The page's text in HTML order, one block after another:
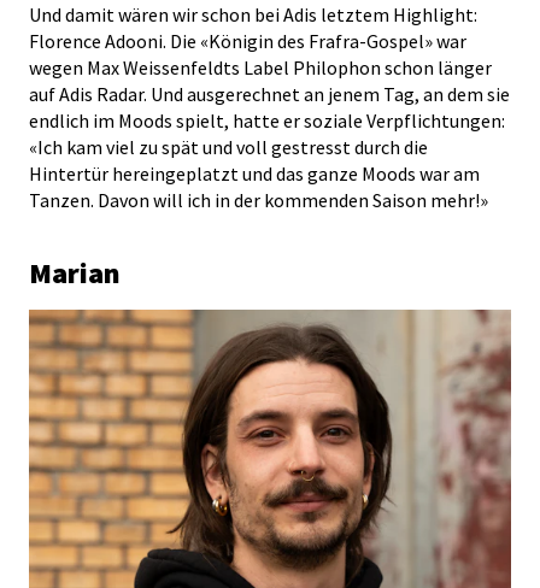
Und damit wären wir schon bei Adis letztem Highlight:
Florence Adooni. Die «Königin des Frafra-Gospel» war
wegen Max Weissenfeldts Label Philophon schon länger
auf Adis Radar. Und ausgerechnet an jenem Tag, an dem sie
endlich im Moods spielt, hatte er soziale Verpflichtungen:
«Ich kam viel zu spät und voll gestresst durch die
Hintertür hereingeplatzt und das ganze Moods war am
Tanzen. Davon will ich in der kommenden Saison mehr!»
Marian